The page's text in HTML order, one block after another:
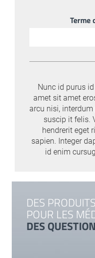
Terme
Nunc id purus
amet sit amet
arcu nisi,
suscip it felis.
hendrerit eget
sapien. Integer
id enim
DES
POUR LES
DES